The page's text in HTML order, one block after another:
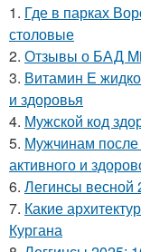
1. Где в парках
столовые
2. Отзывы о БАД
3. Витамин Е
и здоровья
4. Мужской код
5. Мужчинам
активного и
6. Легинсы весной
7. Какие
Кургана